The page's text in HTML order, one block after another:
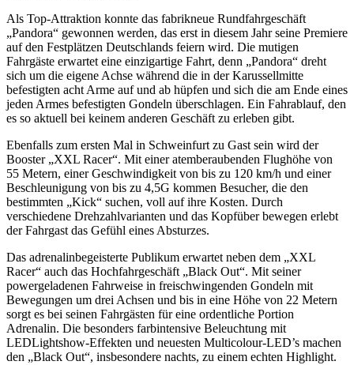
Als Top-Attraktion konnte das fabrikneue Rundfahrgeschäft
„Pandora“ gewonnen werden, das erst in diesem Jahr seine Premiere
auf den Festplätzen Deutschlands feiern wird. Die mutigen
Fahrgäste erwartet eine einzigartige Fahrt, denn „Pandora“ dreht
sich um die eigene Achse während die in der Karussellmitte
befestigten acht Arme auf und ab hüpfen und sich die am Ende eines
jeden Armes befestigten Gondeln überschlagen. Ein Fahrablauf, den
es so aktuell bei keinem anderen Geschäft zu erleben gibt.
Ebenfalls zum ersten Mal in Schweinfurt zu Gast sein wird der
Booster „XXL Racer“. Mit einer atemberaubenden Flughöhe von
55 Metern, einer Geschwindigkeit von bis zu 120 km/h und einer
Beschleunigung von bis zu 4,5G kommen Besucher, die den
bestimmten „Kick“ suchen, voll auf ihre Kosten. Durch
verschiedene Drehzahlvarianten und das Kopfüber bewegen erlebt
der Fahrgast das Gefühl eines Absturzes.
Das adrenalinbegeisterte Publikum erwartet neben dem „XXL
Racer“ auch das Hochfahrgeschäft „Black Out“. Mit seiner
powergeladenen Fahrweise in freischwingenden Gondeln mit
Bewegungen um drei Achsen und bis in eine Höhe von 22 Metern
sorgt es bei seinen Fahrgästen für eine ordentliche Portion
Adrenalin. Die besonders farbintensive Beleuchtung mit
LEDLightshow-Effekten und neuesten Multicolour-LED’s machen
den „Black Out“, insbesondere nachts, zu einem echten Highlight.